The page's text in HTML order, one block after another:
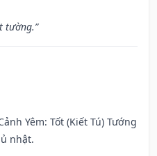
tường.”
Yêm: Tốt (Kiết Tú) Tướng
nhật.